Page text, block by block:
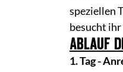
speziellen
besucht
Ablauf
1. Tag -